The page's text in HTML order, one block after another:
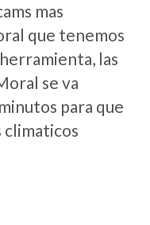
mas
que tenemos
las
se va
para que
climaticos